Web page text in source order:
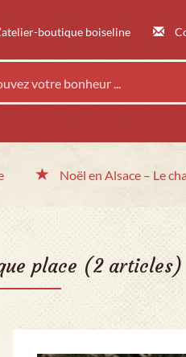
boutique boiseline
Noël en Alsace – Le
place (2 articles)